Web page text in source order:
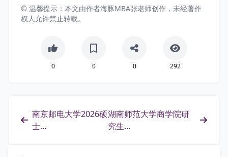
© 温馨提示：本文由作者海豚MBA张老师创作，未经著作
权人允许禁止转载。
0 0 0 292
南京邮电大学2026硕
士...
湖南师范大学商学院研
究生...